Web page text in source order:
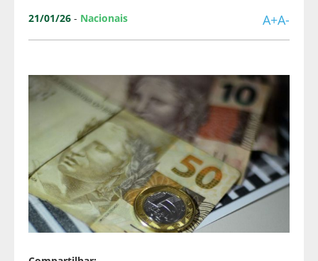
21/01/26 - Nacionais A+A-